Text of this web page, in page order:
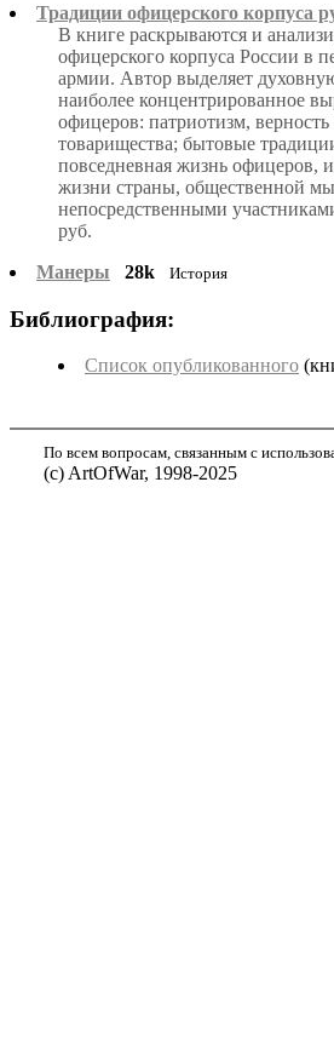
Традиции офицерского корпуса
В книге раскрываются и
офицерского корпуса России в
армии. Автор выделяет
наиболее концентрированное
офицеров: патриотизм,
товарищества; бытовые
повседневная жизнь офицеров,
жизни страны, общественной
непосредственными
руб.
Манеры
28k История
Библиография:
Список опубликованного
По всем вопросам, связанным с
(с) ArtOfWar, 1998-2025